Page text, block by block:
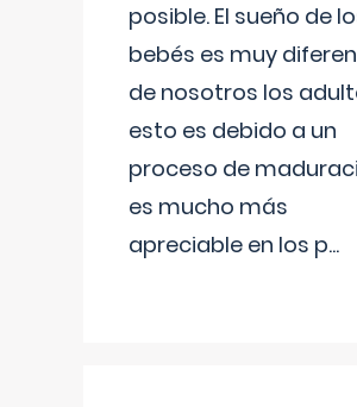
posible. El sueño de
bebés es muy
de nosotros los
esto es debido a un
proceso de
es mucho más
apreciable en los p...